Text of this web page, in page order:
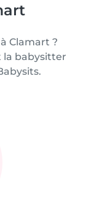
Clamart ?
la babysitter